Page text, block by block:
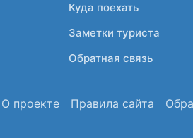
Куда поехать
Заметки туриста
Обратная связь
О проекте Правила сайта